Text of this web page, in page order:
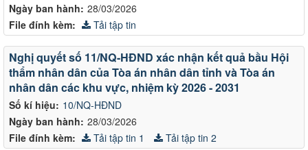
Ngày ban hành: 28/03/2026
File đính kèm: Tải tập tin
Số kí hiệu: 10/NQ-HĐND
Ngày ban hành: 28/03/2026
Nghị quyết số 11/NQ-HĐND xác nhận kết quả bầu Hội
thẩm nhân dân của Tòa án nhân dân tỉnh và Tòa án
nhân dân các khu vực, nhiệm kỳ 2026 - 2031
File đính kèm: Tải tập tin 1 Tải tập tin 2